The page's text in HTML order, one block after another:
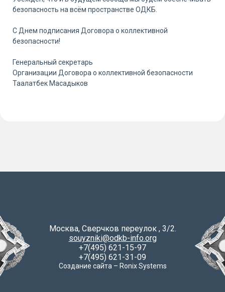
безопасность на всём пространстве ОДКБ.
С Днем подписания Договора о коллективной
безопасности!
Генеральный секретарь
Организации Договора о коллективной безопасности
Таалатбек Масадыков
Создание сайта – Ronix Systems
Москва, Сверчков переулок , 3/2.
souyzniki@odkb-info.org
+7(495) 621-15-97
+7(495) 621-31-09